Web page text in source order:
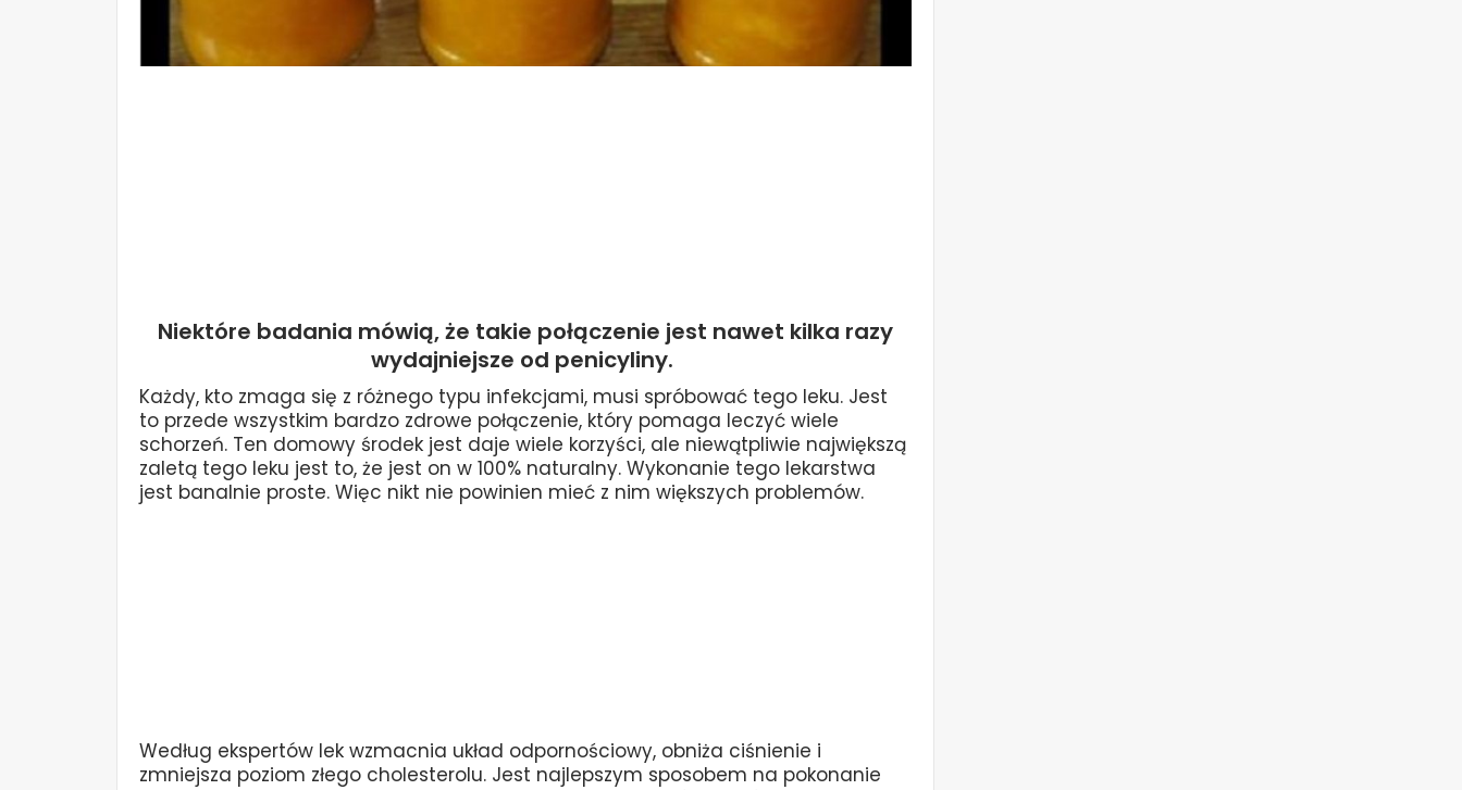
Niektóre badania mówią, że takie połączenie jest nawet kilka razy
wydajniejsze od penicyliny.
Każdy, kto zmaga się z różnego typu infekcjami, musi spróbować tego leku. Jest
to przede wszystkim bardzo zdrowe połączenie, który pomaga leczyć wiele
schorzeń. Ten domowy środek jest daje wiele korzyści, ale niewątpliwie największą
zaletą tego leku jest to, że jest on w 100% naturalny. Wykonanie tego lekarstwa
jest banalnie proste. Więc nikt nie powinien mieć z nim większych problemów.
Według ekspertów lek wzmacnia układ odpornościowy, obniża ciśnienie i
zmniejsza poziom złego cholesterolu. Jest najlepszym sposobem na pokonanie